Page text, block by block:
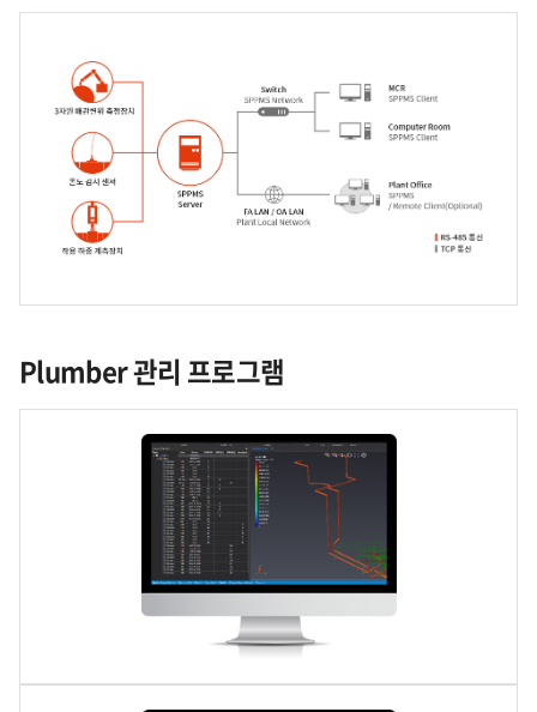
Plumber관리 프로그램